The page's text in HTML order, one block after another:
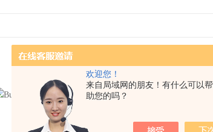
欢迎您！
来自局域网的朋友！有什么可以帮
助您的吗？
用途：Burkard手动微量
量滴定工作上。例如应用